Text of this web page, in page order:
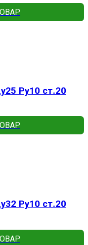
Ру10 ст.20
Ру10 ст.20